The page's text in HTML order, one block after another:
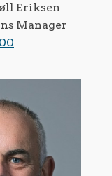
Eriksen
Manager